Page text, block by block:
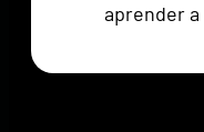
aprender